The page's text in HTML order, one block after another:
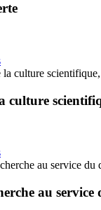
la culture
culture
au service du
au